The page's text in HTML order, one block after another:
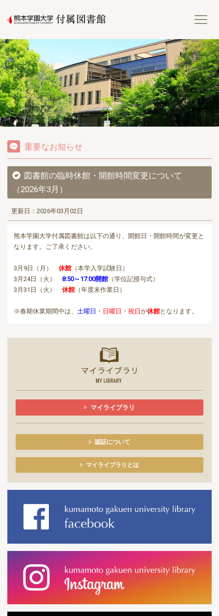
熊
重要なお知らせ
図書館の臨時休館・開館時間変更について
（2026年3月）
更新日：2026年03月02日
熊本学園大学付属図書館は以下の通り、開館日・開館時間が変更と
なります。ご了承ください。
3月9日（月） 休館 （本学入学試験日）
3月24日（火） 8:50～17:00開館 （学位記授与式）
3月31日（火） 休館 （年度末作業日）
※春期休業期間中は、 土曜日 ・ 日曜日 ・ 祝日 が休館となります。
マイライブラリ
認証について
マイライブラリとは